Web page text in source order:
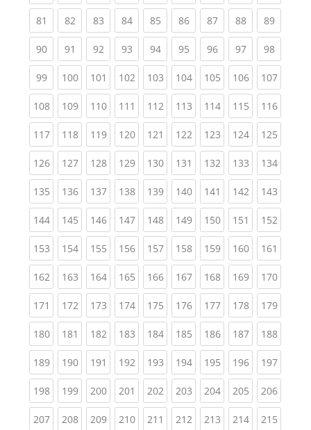
81 (current)
82(current)
83(current)
84(current)
85(current)
86(current)
87(current)
88(current)
89
90(current)
91 (current)
92(current)
93(current)
94(current)
95(current)
96(current)
97(current)
98
99(current)
100(current)
101 (current)
102(current)
103(current)
104(current)
105(current)
106(current)
107
108(current)
109(current)
110(current)
111 (current)
112(current)
113(current)
114(current)
115(current)
116
117(current)
118(current)
119(current)
120(current)
121 (current)
122(current)
123(current)
124(current)
125
126(current)
127(current)
128(current)
129(current)
130(current)
131 (current)
132(current)
133(current)
134
135(current)
136(current)
137(current)
138(current)
139(current)
140(current)
141 (current)
142(current)
143
144(current)
145(current)
146(current)
147(current)
148(current)
149(current)
150(current)
151 (current)
152
153(current)
154(current)
155(current)
156(current)
157(current)
158(current)
159(current)
160(current)
161
162(current)
163(current)
164(current)
165(current)
166(current)
167(current)
168(current)
169(current)
170
171 (current)
172(current)
173(current)
174(current)
175(current)
176(current)
177(current)
178(current)
179
180(current)
181 (current)
182(current)
183(current)
184(current)
185(current)
186(current)
187(current)
188
189(current)
190(current)
191 (current)
192(current)
193(current)
194(current)
195(current)
196(current)
197
198(current)
199(current)
200(current)
201 (current)
202(current)
203(current)
204(current)
205(current)
206
207(current)
208(current)
209(current)
210(current)
211 (current)
212(current)
213(current)
214(current)
215